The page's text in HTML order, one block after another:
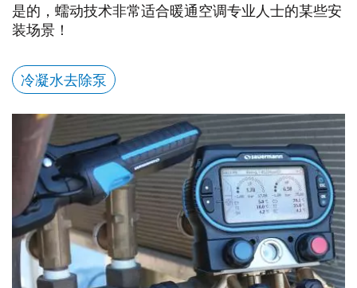
是的，蠕动技术非常适合暖通空调专业人士的某些安
装场景！
冷凝水去除泵